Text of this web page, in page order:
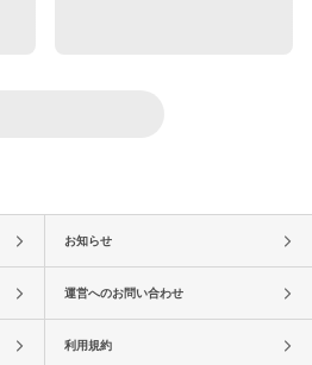
お知らせ
運営へのお問い合わせ
利用規約